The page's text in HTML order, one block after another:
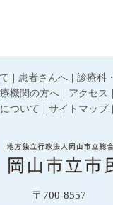
患者さんへ
診療科
機関の方へ アクセス
ついて サイトマップ
〒700-8557